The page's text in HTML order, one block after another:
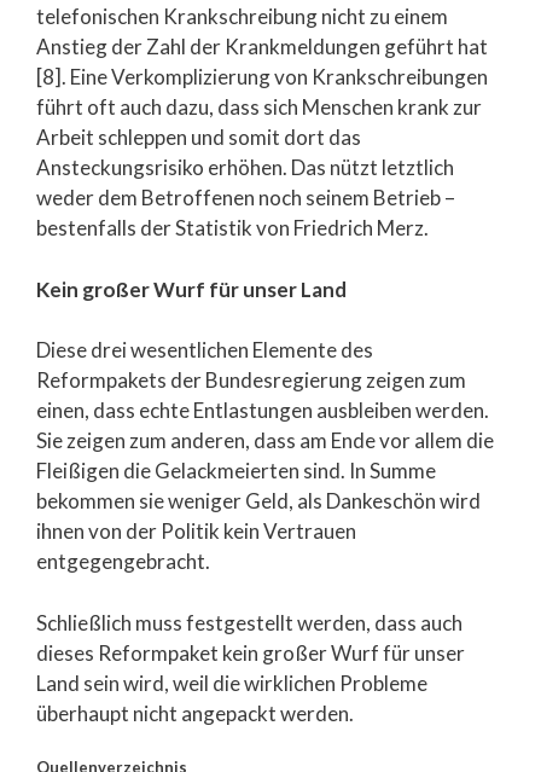
telefonischen Krankschreibung nicht zu einem
Anstieg der Zahl der Krankmeldungen geführt hat
[8]. Eine Verkomplizierung von Krankschreibungen
führt oft auch dazu, dass sich Menschen krank zur
Arbeit schleppen und somit dort das
Ansteckungsrisiko erhöhen. Das nützt letztlich
weder dem Betroffenen noch seinem Betrieb –
bestenfalls der Statistik von Friedrich Merz.
Kein großer Wurf für unser Land
Diese drei wesentlichen Elemente des
Reformpakets der Bundesregierung zeigen zum
einen, dass echte Entlastungen ausbleiben werden.
Sie zeigen zum anderen, dass am Ende vor allem die
Fleißigen die Gelackmeierten sind. In Summe
bekommen sie weniger Geld, als Dankeschön wird
ihnen von der Politik kein Vertrauen
entgegengebracht.
Schließlich muss festgestellt werden, dass auch
dieses Reformpaket kein großer Wurf für unser
Land sein wird, weil die wirklichen Probleme
überhaupt nicht angepackt werden.
Quellenverzeichnis